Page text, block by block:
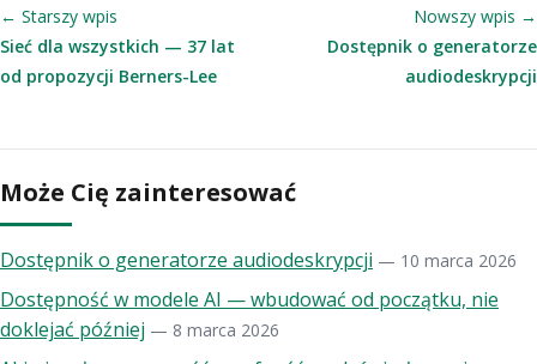
← Starszy wpis
Sieć dla wszystkich — 37 lat
od propozycji Berners-Lee
Nowszy wpis →
Dostępnik o generatorze
audiodeskrypcji
Może Cię zainteresować
Dostępnik o generatorze audiodeskrypcji — 10 marca 2026
Dostępność w modele AI — wbudować od początku, nie
doklejać później — 8 marca 2026